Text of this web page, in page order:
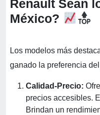
Renault Sean
México?
Los modelos más
ganado la preferencia
Calidad-Precio:
precios accesibles.
Brindan un